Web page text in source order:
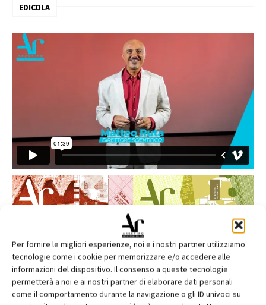
Per fornire le migliori esperienze, noi e i nostri partner utilizziamo
tecnologie come i cookie per memorizzare e/o accedere alle
informazioni del dispositivo. Il consenso a queste tecnologie
permetterà a noi e ai nostri partner di elaborare dati personali
come il comportamento durante la navigazione o gli ID univoci su
EDICOLA